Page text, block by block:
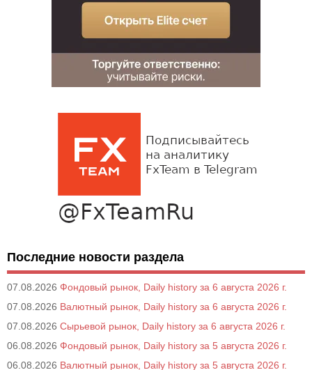
Последние новости раздела
07.08.2026 Фондовый рынок, Daily history за 6 августа 2026 г.
07.08.2026 Валютный рынок, Daily history за 6 августа 2026 г.
07.08.2026 Сырьевой рынок, Daily history за 6 августа 2026 г.
06.08.2026 Фондовый рынок, Daily history за 5 августа 2026 г.
06.08.2026 Валютный рынок, Daily history за 5 августа 2026 г.